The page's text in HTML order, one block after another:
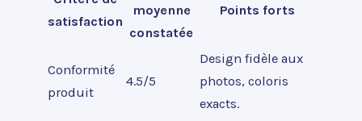
satisfaction
moyenne
constatée
Points forts
Conformité
produit
4.5/5
Design fidèle aux
photos, coloris
exacts.